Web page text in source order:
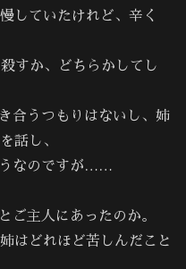
していたけれど、辛く
すか、どちらかしてし
合うつもりはないし、姉
話し、
うなのですが……
ご主人にあったのか。
はどれほど苦しんだこと